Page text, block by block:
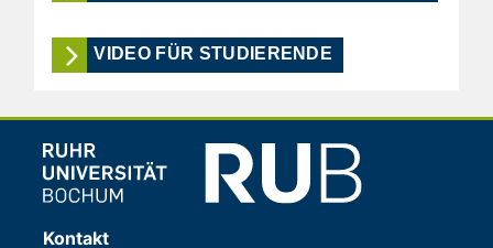
VIDEO FÜR STUDIERENDE
Kontakt